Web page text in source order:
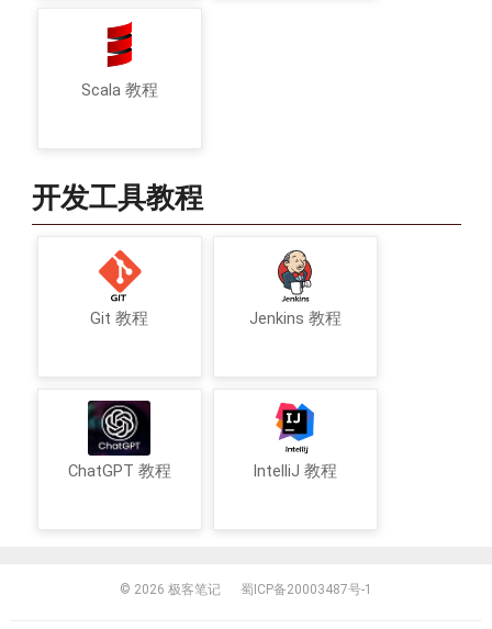
Scala 教程
开发工具教程
Git 教程 Jenkins 教程
ChatGPT 教程 IntelliJ 教程
© 2026 极客笔记 蜀ICP备20003487号-1